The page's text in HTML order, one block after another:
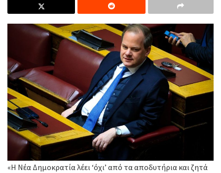
«Η Νέα Δημοκρατία λέει ‘όχι’ από τα αποδυτήρια και ζητά